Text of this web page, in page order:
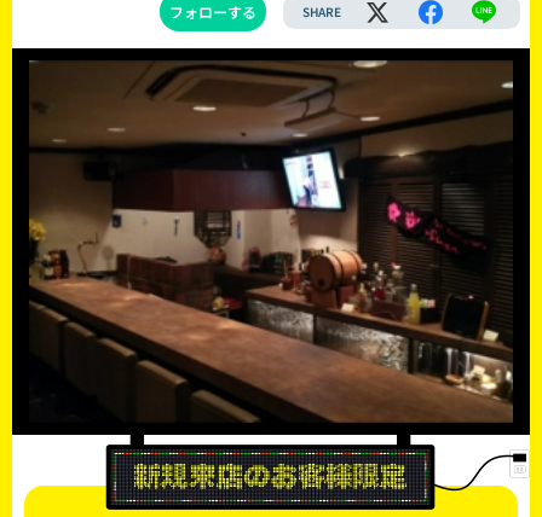
フォローする SHARE